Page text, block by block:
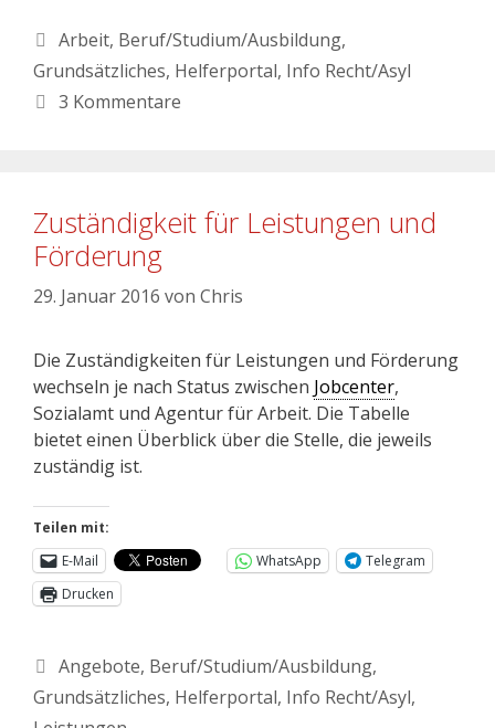
Arbeit, Beruf/Studium/Ausbildung,
Grundsätzliches, Helferportal, Info Recht/Asyl
3 Kommentare
Zuständigkeit für Leistungen und
Förderung
29. Januar 2016 von Chris
Die Zuständigkeiten für Leistungen und Förderung
wechseln je nach Status zwischen Jobcenter,
Sozialamt und Agentur für Arbeit. Die Tabelle
bietet einen Überblick über die Stelle, die jeweils
zuständig ist.
Teilen mit:
E-Mail
WhatsApp
Telegram
Drucken
Angebote, Beruf/Studium/Ausbildung,
Grundsätzliches, Helferportal, Info Recht/Asyl,